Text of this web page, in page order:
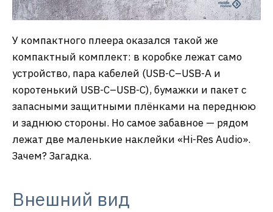
У компактного плеера оказался такой же
компактный комплект: в коробке лежат само
устройство, пара кабелей (USB-С–USB-A и
коротенький USB-C–USB-С), бумажки и пакет с
запасными защитными плёнками на переднюю
и заднюю стороны. Но самое забавное — рядом
лежат две маленькие наклейки «Hi-Res Audio».
Зачем? Загадка.
Внешний вид